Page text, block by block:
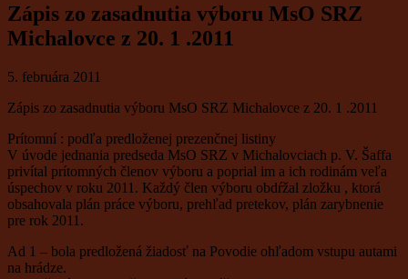
Zápis zo zasadnutia výboru MsO SRZ
Michalovce z 20. 1 .2011
5. februára 2011
Zápis zo zasadnutia výboru MsO SRZ Michalovce z 20. 1 .2011
Prítomní : podľa predloženej prezenčnej listiny
V úvode jednania predseda MsO SRZ v Michalovciach p. V. Šaffa
privítal prítomných členov výboru a poprial im a ich rodinám veľa
úspechov v roku 2011. Každý člen výboru obdŕžal zložku , ktorá
obsahovala plán práce výboru, prehľad pretekov, plán zarybnenie
pre rok 2011.
Ad 1 – bola predložená žiadosť na Povodie ohľadom vstupu autami
na hrádze.